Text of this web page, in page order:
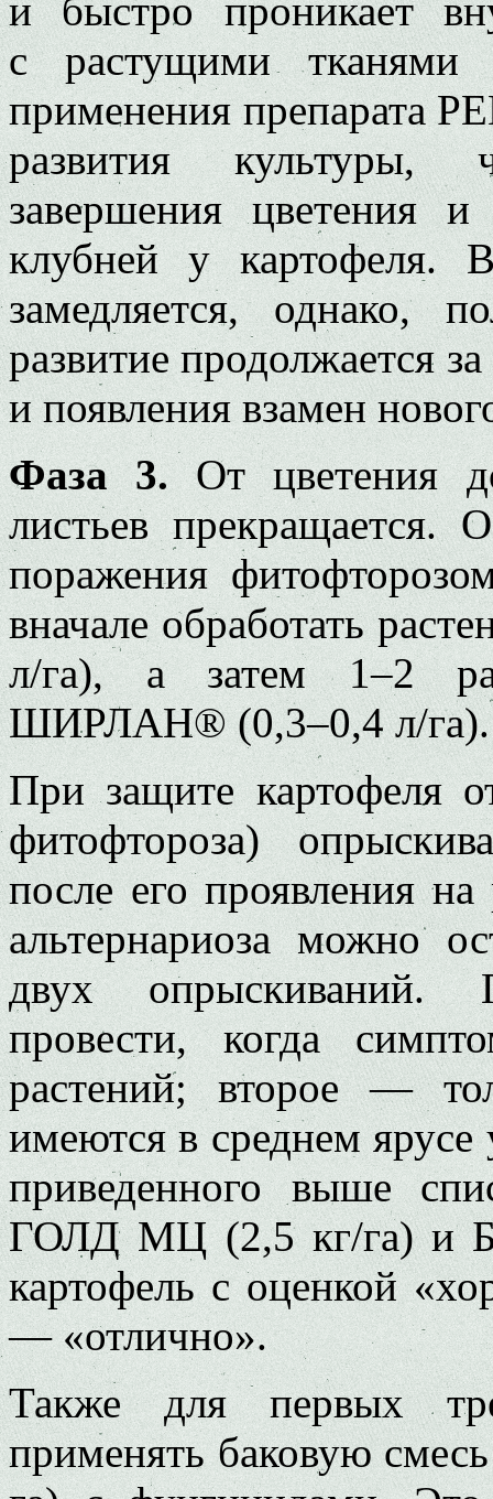
и быстро проникает
с растущими тканями
применения препарата
развития культуры,
завершения цветения и
клубней у картофеля.
замедляется, однако,
развитие продолжается
и появления взамен
Фаза 3.От цветения
листьев
поражения
вначале обработать
л/га), а затем 1–2
ШИРЛАН® (0,3–0,4 л/га).
При защите картофеля
фитофтороза)
после его проявления на
альтернариоза можно
двух опрыскиваний.
провести, когда
растений; второе ―
имеются в среднем
приведенного выше
ГОЛД МЦ (2,5 кг/га) и
картофель с оценкой
― «отлично».
Также для первых
применять баковую